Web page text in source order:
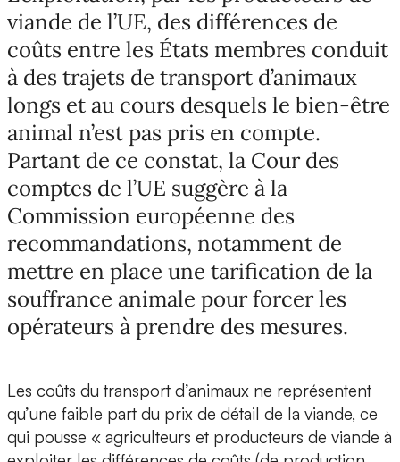
viande de l’UE, des différences de
coûts entre les États membres conduit
à des trajets de transport d’animaux
longs et au cours desquels le bien-être
animal n’est pas pris en compte.
Partant de ce constat, la Cour des
comptes de l’UE suggère à la
Commission européenne des
recommandations, notamment de
mettre en place une tarification de la
souffrance animale pour forcer les
opérateurs à prendre des mesures.
Les coûts du transport d’animaux ne représentent
qu’une faible part du prix de détail de la viande, ce
qui pousse « agriculteurs et producteurs de viande à